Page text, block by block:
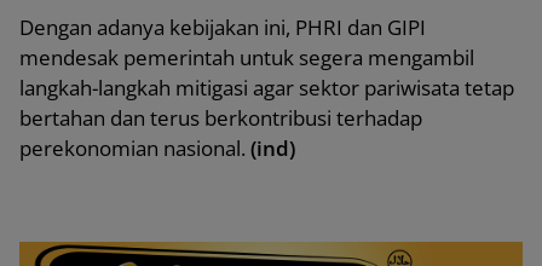
Dengan adanya kebijakan ini, PHRI dan GIPI
mendesak pemerintah untuk segera mengambil
langkah-langkah mitigasi agar sektor pariwisata tetap
bertahan dan terus berkontribusi terhadap
perekonomian nasional. (ind)